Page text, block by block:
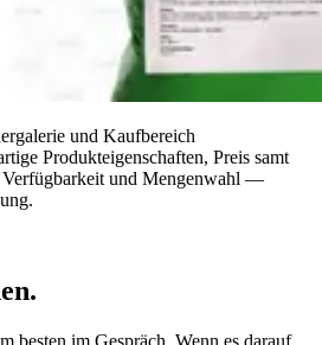
und Kaufbereich
Produkteigenschaften, Preis samt
und Mengenwahl —
besten im Gespräch. Wenn es darauf